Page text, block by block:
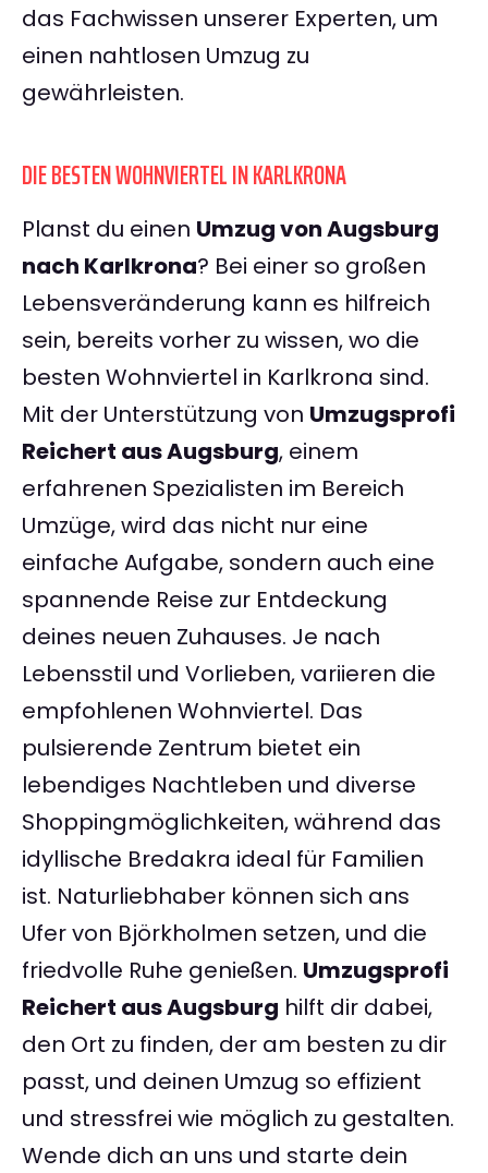
das Fachwissen unserer Experten, um
einen nahtlosen Umzug zu
gewährleisten.
DIE BESTEN WOHNVIERTEL IN KARLKRONA
Planst du einen Umzug von Augsburg
nach Karlkrona? Bei einer so großen
Lebensveränderung kann es hilfreich
sein, bereits vorher zu wissen, wo die
besten Wohnviertel in Karlkrona sind.
Mit der Unterstützung von Umzugsprofi
Reichert aus Augsburg, einem
erfahrenen Spezialisten im Bereich
Umzüge, wird das nicht nur eine
einfache Aufgabe, sondern auch eine
spannende Reise zur Entdeckung
deines neuen Zuhauses. Je nach
Lebensstil und Vorlieben, variieren die
empfohlenen Wohnviertel. Das
pulsierende Zentrum bietet ein
lebendiges Nachtleben und diverse
Shoppingmöglichkeiten, während das
idyllische Bredakra ideal für Familien
ist. Naturliebhaber können sich ans
Ufer von Björkholmen setzen, und die
friedvolle Ruhe genießen. Umzugsprofi
Reichert aus Augsburg hilft dir dabei,
den Ort zu finden, der am besten zu dir
passt, und deinen Umzug so effizient
und stressfrei wie möglich zu gestalten.
Wende dich an uns und starte dein